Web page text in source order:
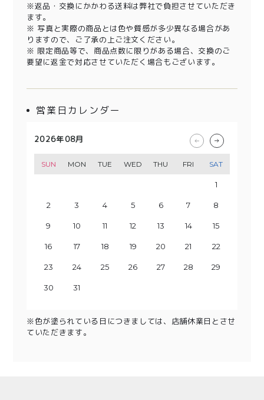
※返品・交換にかかわる送料は弊社で負担させていただき
ます。
※ 写真と実際の商品とは色や質感が多少異なる場合があ
りますので、ご了承の上ご注文ください。
※ 限定商品等で、商品点数に限りがある場合、交換のご
要望に返金で対応させていただく場合もございます。
営業日カレンダー
2026年08月
SUN MON TUE WED THU FRI SAT
1
2 3 4 5 6 7 8
9 10 11 12 13 14 15
16 17 18 19 20 21 22
23 24 25 26 27 28 29
30 31
2026年09月
SUN MON TUE WED THU FRI SAT
5
6 7 8 9 10 11 12
13 14 15 16 17 18 19
20 21 22 23 24 25 26
27 28 29 30
2026年10月
SUN MON TUE WED THU FRI SAT
3
4 5 6 7 8 9 10
11 12 13 14 15 16 17
18 19 20 21 22 23 24
25 26 27 28 29 30 31
2026年11月
SUN MON TUE WED THU FRI SAT
7
8 9 10 11 12 13 14
15 16 17 18 19 20 21
22 23 24 25 26 27 28
29 30
※色が塗られている日につきましては、店舗休業日とさせ
ていただきます。